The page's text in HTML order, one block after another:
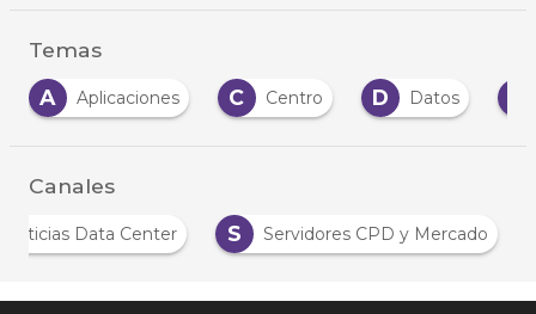
Temas
A
Aplicaciones C Centro D Datos
Canales
Noticias Data Center S Servidores CPD y Mercado